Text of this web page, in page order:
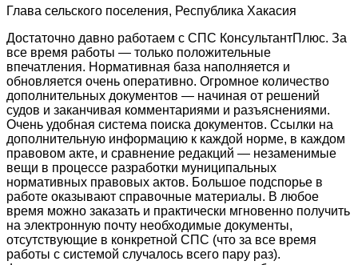
Глава сельского поселения, Республика Хакасия
Достаточно давно работаем с СПС КонсультантПлюс. За
все время работы — только положительные
впечатления. Нормативная база наполняется и
обновляется очень оперативно. Огромное количество
дополнительных документов — начиная от решений
судов и заканчивая комментариями и разъяснениями.
Очень удобная система поиска документов. Ссылки на
дополнительную информацию к каждой норме, в каждом
правовом акте, и сравнение редакций — незаменимые
вещи в процессе разработки муниципальных
нормативных правовых актов. Большое подспорье в
работе оказывают справочные материалы. В любое
время можно заказать и практически мгновенно получить
на электронную почту необходимые документы,
отсутствующие в конкретной СПС (что за все время
работы с системой случалось всего пару раз).